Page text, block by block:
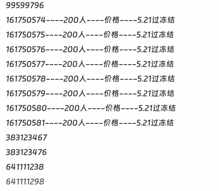
99599796
161750574----200人----价格----5.21过冻结
161750575----200人----价格----5.21过冻结
161750576----200人----价格----5.21过冻结
161750577----200人----价格----5.21过冻结
161750578----200人----价格----5.21过冻结
161750579----200人----价格----5.21过冻结
161750580----200人----价格----5.21过冻结
161750581----200人----价格----5.21过冻结
383123467
383123476
641111238
641111298